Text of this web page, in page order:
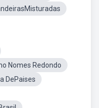
Nomes Redondo
DePaises